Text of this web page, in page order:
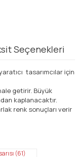
Seçenekleri
tasarımcılar için
getirir. Büyük
kaplanacaktır.
renk sonuçları verir
ve diğer